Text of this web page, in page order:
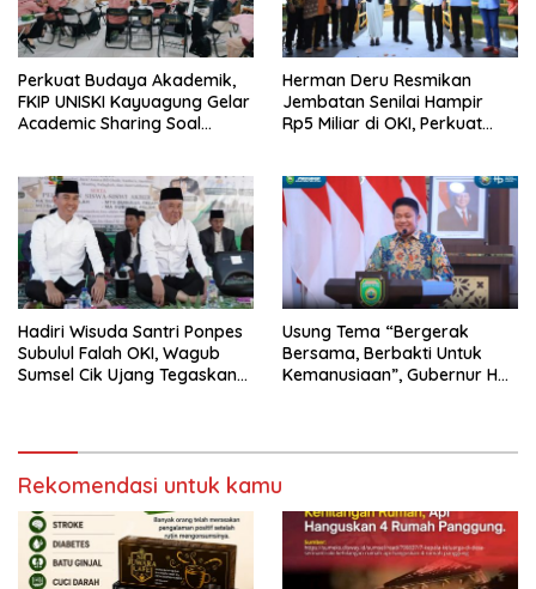
Perkuat Budaya Akademik,
FKIP UNISKI Kayuagung Gelar
Academic Sharing Soal
Herman Deru Resmikan
Jembatan Senilai Hampir
Rp5 Miliar di OKI, Perkuat
Hadiri Wisuda Santri Ponpes
Subulul Falah OKI, Wagub
Sumsel Cik Ujang Tegaskan
Usung Tema “Bergerak
Bersama, Berbakti Untuk
Kemanusiaan”, Gubernur HD
Rekomendasi untuk kamu